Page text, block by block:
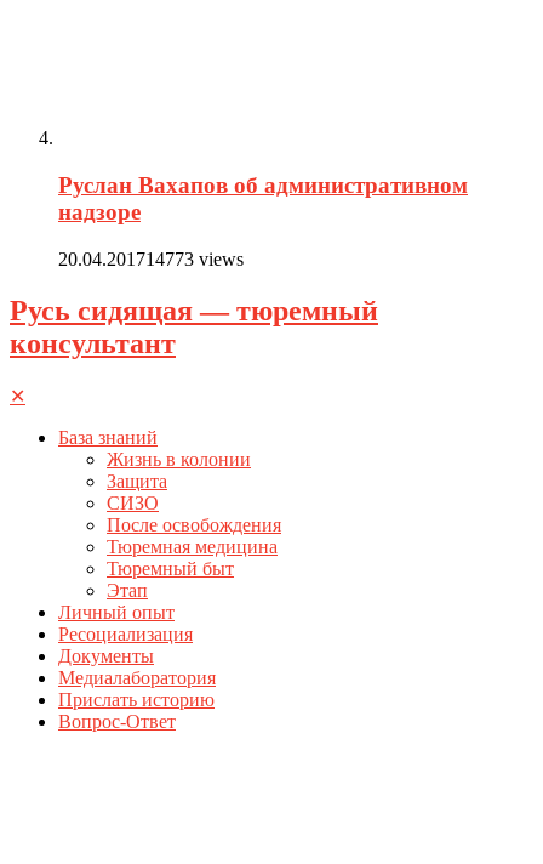
Руслан Вахапов об административном
надзоре
20.04.201714773 views
Русь сидящая — тюремный
консультант
✕
База знаний
Жизнь в колонии
Защита
СИЗО
После освобождения
Тюремная медицина
Тюремный быт
Этап
Личный опыт
Ресоциализация
Документы
Медиалаборатория
Прислать историю
Вопрос-Ответ